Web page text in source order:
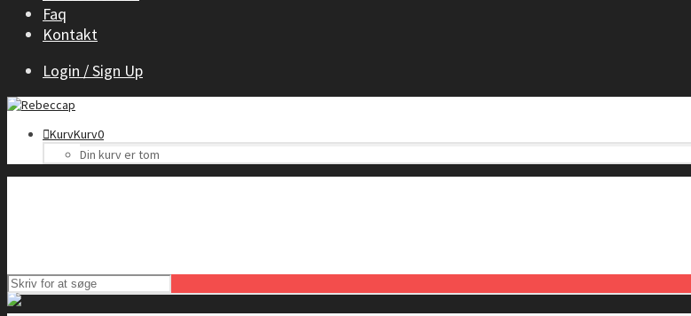
Faq
Kontakt
Login / Sign Up
KurvKurv0
Din kurv er tom